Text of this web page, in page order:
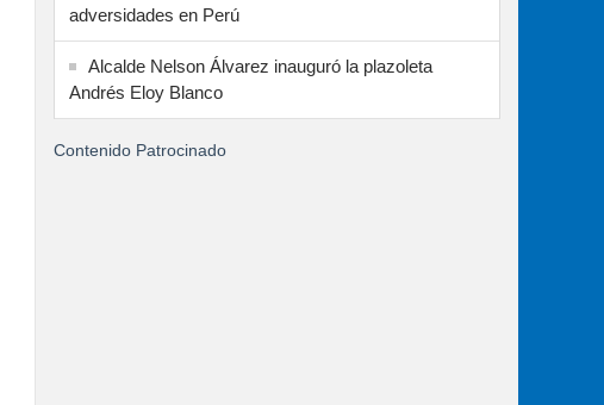
adversidades en Perú
Alcalde Nelson Álvarez inauguró la plazoleta
Andrés Eloy Blanco
Contenido Patrocinado